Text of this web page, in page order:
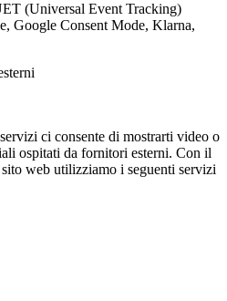
(Universal Event Tracking)
Google Consent Mode, Klarna,
ci consente di mostrarti video o
ospitati da fornitori esterni. Con il
sito web utilizziamo i seguenti servizi